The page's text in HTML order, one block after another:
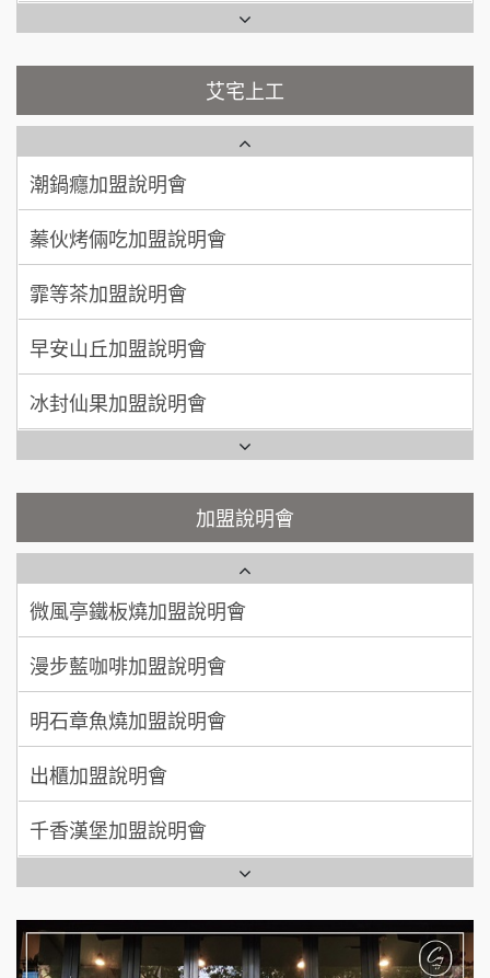
吳 先生/小姐 屏東縣
加盟預算 100萬~200萬
周 先生/小姐 台北
加盟預算 100萬 ~150萬
徐 先生/小姐 新北市
加盟預算
何 先生/小姐
加盟預算
呂 先生/小姐
加盟預算 200萬~400萬
顏 先生/小姐 台北市
廖 先生/小姐 高雄市
加盟預算
艾宅上工
NU PASTA義大利麵加盟說明會
潮鍋癮加盟說明會
蓁伙烤倆吃加盟說明會
霏等茶加盟說明會
早安山丘加盟說明會
冰封仙果加盟說明會
Ramble Café 漫步藍咖啡加盟說明會
微風亭鐵板燒加盟說明會
【曉妍美妝】誠徵行政櫃檯
自助洗衣店誠徵代洗收送人員(台中市)
MUSHEN徵SPA美容芳療師
日十。早午食加盟說明會
拾鑶火鍋加盟說明會
全家加盟說明會
台灣G湯加盟說明會
彭富貴加盟說明會
加盟說明會
藍象廷泰式火鍋加盟說明會
日十。早午食加盟說明會
上宇林加盟說明會
莫尼早餐Morni加盟說明會
手作功夫茶加盟說明會
SHARE TEA歇腳亭加盟說明會
潮味決-湯滷專門店加盟說明會
鮮茶道加盟說明會
微風亭鐵板燒加盟說明會
漫步藍咖啡加盟說明會
明石章魚燒加盟說明會
出櫃加盟說明會
千香漢堡加盟說明會
七盞茶加盟說明會
拉亞漢堡加盟說明會
杜芳子古味茶鋪加盟說明會